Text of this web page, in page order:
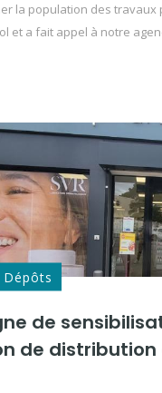
la population des
et a fait appel à notre
de
de distribution